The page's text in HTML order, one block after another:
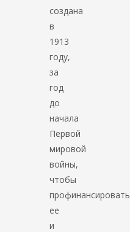
создана
в
1913
году,
за
год
до
начала
Первой
мировой
войны,
чтобы
профинансировать
ее
и